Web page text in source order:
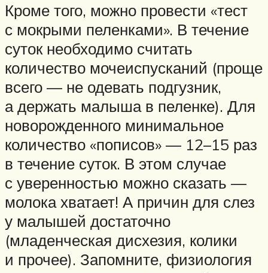
Кроме того, можно провести «тест
с мокрыми пеленками». В течение
суток необходимо считать
количество мочеиспусканий (проще
всего — не одевать подгузник,
а держать малыша в пеленке). Для
новорожденного минимальное
количество «пописов» — 12–15 раз
в течение суток. В этом случае
с уверенностью можно сказать —
молока хватает! А причин для слез
у малышей достаточно
(младенческая дисхезия, колики
и прочее). Запомните, физиология